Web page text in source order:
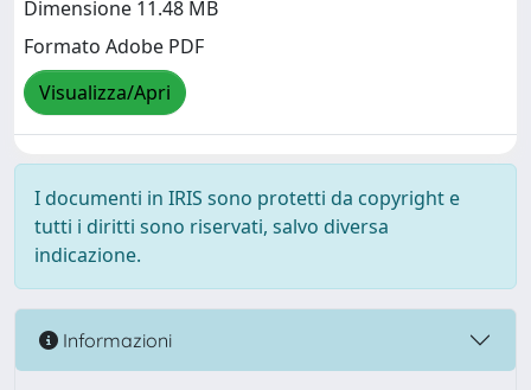
Dimensione 11.48 MB
Formato Adobe PDF
Visualizza/Apri
I documenti in IRIS sono protetti da copyright e
tutti i diritti sono riservati, salvo diversa
indicazione.
Informazioni